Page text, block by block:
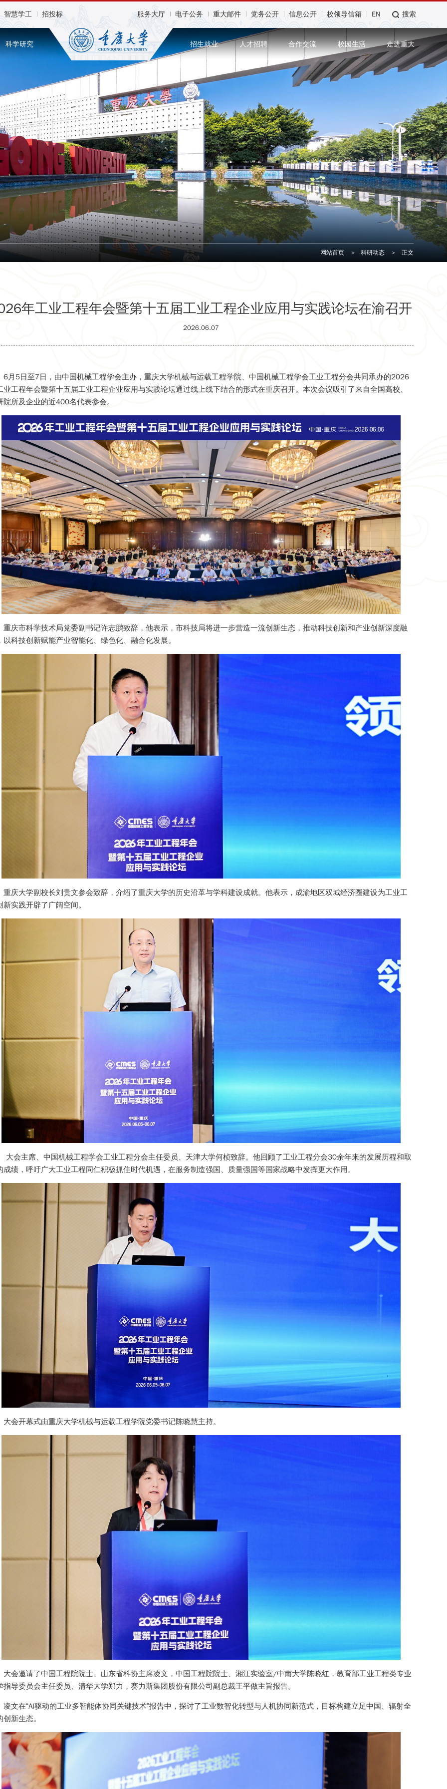
智慧学工 招投标 服务大厅 电子公务 重大邮件 党务公开 信息公开 校领导信箱 EN 搜索
科学研究 招生就业 人才招聘 合作交流 校园生活 走进重大
网站首页 > 科研动态 > 正文
年工业工程年会暨第十五届工业工程企业应用与实践论坛在渝召开
2026.06.07
6月5日至7日，由中国机械工程学会主办，重庆大学机械与运载工程学院、中国机械工程学会工业工程分会共同承办的2026
业工程年会暨第十五届工业工程企业应用与实践论坛通过线上线下结合的形式在重庆召开。本次会议吸引了来自全国高校、
院所及企业的近400名代表参会。
重庆市科学技术局党委副书记许志鹏致辞，他表示，市科技局将进一步营造一流创新生态，推动科技创新和产业创新深度融
以科技创新赋能产业智能化、绿色化、融合化发展。
重庆大学副校长刘贵文参会致辞，介绍了重庆大学的历史沿革与学科建设成就。他表示，成渝地区双城经济圈建设为工业工
新实践开辟了广阔空间。
大会主席、中国机械工程学会工业工程分会主任委员、天津大学何桢致辞。他回顾了工业工程分会30余年来的发展历程和取
成绩，呼吁广大工业工程同仁积极抓住时代机遇，在服务制造强国、质量强国等国家战略中发挥更大作用。
大会开幕式由重庆大学机械与运载工程学院党委书记陈晓慧主持。
大会邀请了中国工程院院士、山东省科协主席凌文，中国工程院院士、湘江实验室/中南大学陈晓红，教育部工业工程类专业
指导委员会主任委员、清华大学郑力，赛力斯集团股份有限公司副总裁王平做主旨报告。
凌文在“AI驱动的工业多智能体协同关键技术”报告中，探讨了工业数智化转型与人机协同新范式，目标构建立足中国、辐射全
创新生态。